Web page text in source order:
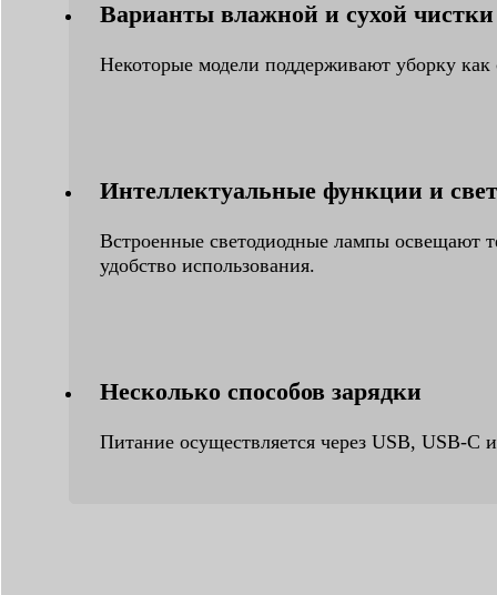
Варианты влажной и сухой чистки
Некоторые модели поддерживают уборку
Интеллектуальные функции и
Встроенные светодиодные лампы освещают
удобство использования.
Несколько способов зарядки
Питание осуществляется через USB, USB-C